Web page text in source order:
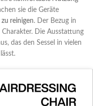
sie die Geräte
reinigen. Der Bezug in
Die Ausstattung
das den Sessel in vielen